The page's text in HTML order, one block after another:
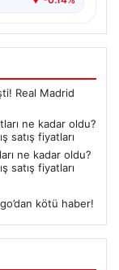
Real Madrid
ne kadar oldu?
satış fiyatları
ne kadar oldu?
satış fiyatları
kötü haber!